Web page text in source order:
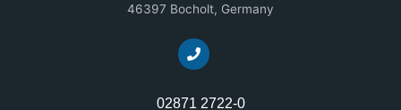
46397 Bocholt, Germany
02871 2722-0